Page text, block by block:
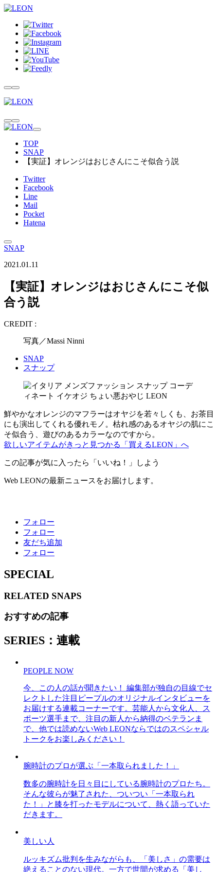
TOP
SNAP
【実証】オレンジはおじさんにこそ似合う説
Twitter
Facebook
Line
Mail
Pocket
Hatena
SNAP
2021.01.11
【実証】オレンジはおじさんにこそ似
合う説
CREDIT :
写真／Massi Ninni
SNAP
スナップ
鮮やかなオレンジのマフラーはオヤジを若々しくも、お茶目
にも演出してくれる優れモノ。枯れ感のあるオヤジの肌にこ
そ似合う、遊びのあるカラーなのですから。
欲しいアイテムがきっと見つかる「買えるLEON」へ
この記事が気に入ったら「いいね！」しよう
Web LEONの最新ニュースをお届けします。
フォロー
フォロー
友だち追加
フォロー
SPECIAL
RELATED SNAPS
おすすめの記事
SERIES：連載
PEOPLE NOW
今、この人の話が聞きたい！ 編集部が独自の目線でセ
レクトした注目ピープルのオリジナルインタビューを
お届けする連載コーナーです。芸能人から文化人、ス
ポーツ選手まで、注目の新人から納得のベテランま
で、他では読めないWeb LEONならではのスペシャル
トークをお楽しみください！
腕時計のプロが選ぶ「一本取られました！」
数多の腕時計を日々目にしている腕時計のプロたち。
そんな彼らが魅了された、ついつい「一本取られ
た！」と膝を打ったモデルについて、熱く語っていた
だきます。
美しい人
ルッキズム批判を生みながらも、「美しさ」の需要は
絶えることのない現代。一方で世間が求める「美し